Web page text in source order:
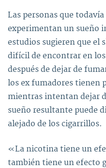
Las personas que
experimentan un sueño
estudios sugieren que el
difícil de encontrar en
después de dejar de
los ex fumadores tienen
mientras intentan dejar
sueño resultante puede
alejado de los cigarrillos.
«La nicotina tiene un
también tiene un efecto